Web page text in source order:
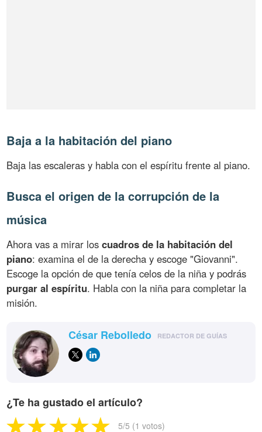
Baja a la habitación del piano
Baja las escaleras y habla con el espíritu frente al piano.
Busca el origen de la corrupción de la
música
Ahora vas a mirar loscuadros de la habitación del
piano: examina el de la derecha y escoge "Giovanni".
Escoge la opción de que tenía celos de la niña y podrás
purgar al espíritu. Habla con la niña para completar la
misión.
César Rebolledo REDACTOR DE GUÍAS
¿Te ha gustado el artículo?
5/5 (1 votos)